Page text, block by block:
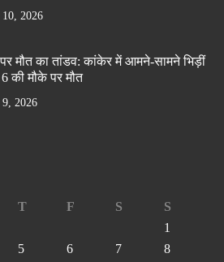
2026
मौत का तांडव: कांकेर में आमने-सामने भिड़ीं
की मौके पर मौत
2026
T F S
S
1
5 6 7
8